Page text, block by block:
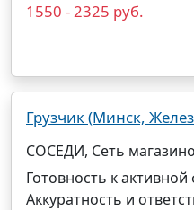
1550 - 2325 руб.
Грузчик (Минск,
СОСЕДИ, Сеть
Готовность к
Аккуратность и